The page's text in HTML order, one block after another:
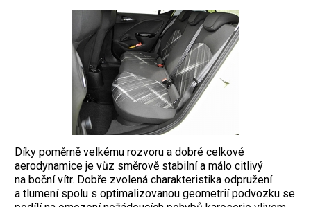
Díky poměrně velkému rozvoru a dobré celkové
aerodynamice je vůz směrově stabilní a málo citlivý
na boční vítr. Dobře zvolená charakteristika odpružení
a tlumení spolu s optimalizovanou geometrií podvozku se